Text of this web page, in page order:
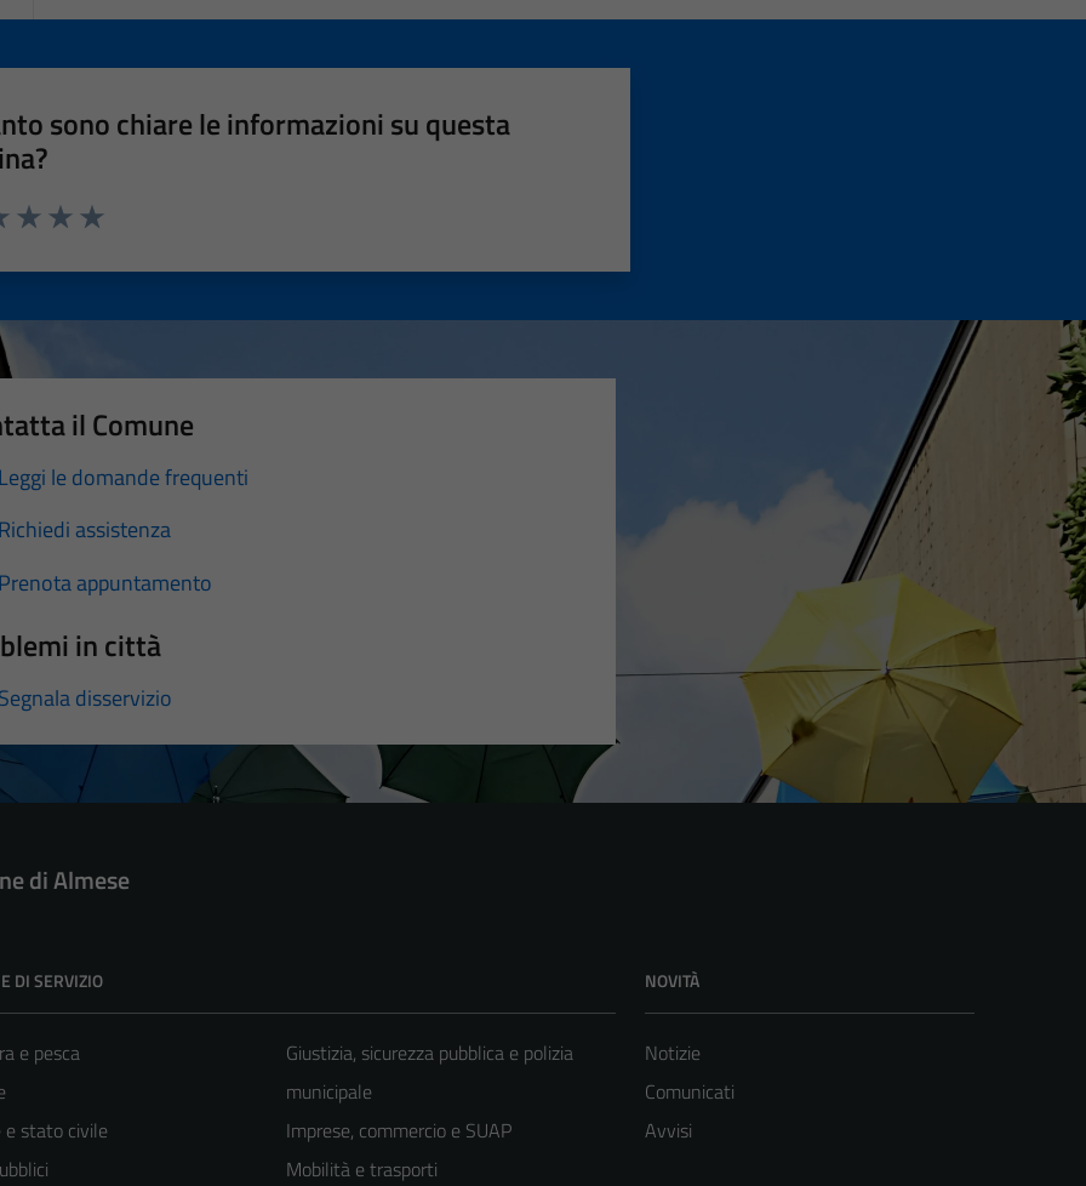
sono chiare le informazioni su questa
il Comune
Leggi le domande frequenti
Richiedi assistenza
Prenota appuntamento
in città
Segnala disservizio
di Almese
DI SERVIZIO
e pesca
e stato civile
Giustizia, sicurezza pubblica e polizia
municipale
Imprese, commercio e SUAP
Mobilità e trasporti
NOVITÀ
Notizie
Comunicati
Avvisi